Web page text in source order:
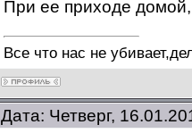
При ее приходе
Все что нас не
Дата: Четверг,